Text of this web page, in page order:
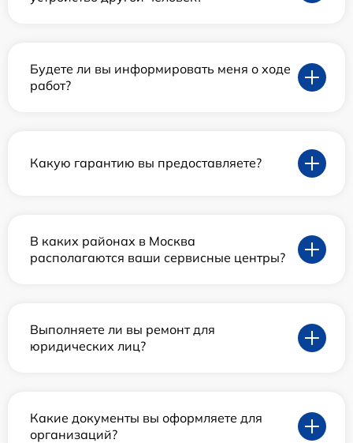
Будете ли вы информировать меня о ходе
работ?
Какую гарантию вы предоставляете?
В каких районах в Москва
располагаются ваши сервисные центры?
Выполняете ли вы ремонт для
юридических лиц?
Какие документы вы оформляете для
организаций?